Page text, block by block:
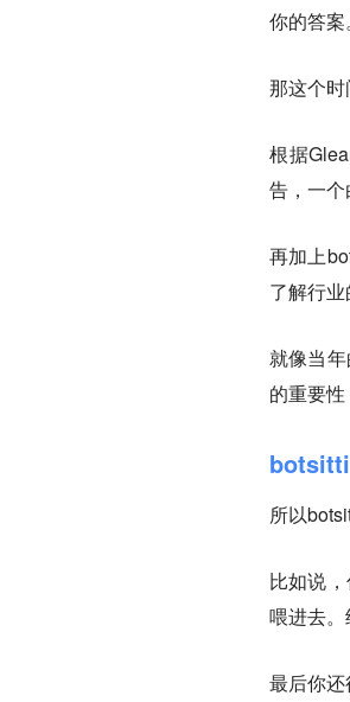
你的答案。
那这个时
根据
告，一个
再加上
了解行业
就像当
的重要性
所以
比如说
喂进去。
最后你还